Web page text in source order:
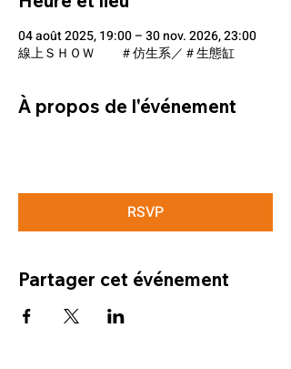
04 août 2025, 19:00 – 30 nov. 2026, 23:00
線上ＳＨＯＷ ＃仿生系／＃生態缸
À propos de l'événement
RSVP
Partager cet événement